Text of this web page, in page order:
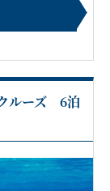
ルーズ 6泊